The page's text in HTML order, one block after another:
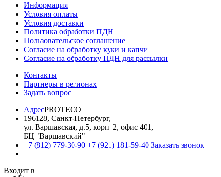
Информация
Условия оплаты
Условия доставки
Политика обработки ПДН
Пользовательское соглашение
Согласие на обработку куки и капчи
Согласие на обработку ПДН для рассылки
Контакты
Партнеры в регионах
Задать вопрос
АдресPROTECO
196128, Санкт-Петербург,
ул. Варшавская, д.5, корп. 2, офис 401 ,
БЦ "Варшавский"
+7 (812) 779-30-90 +7 (921) 181-59-40 Заказать звонок
Входит в